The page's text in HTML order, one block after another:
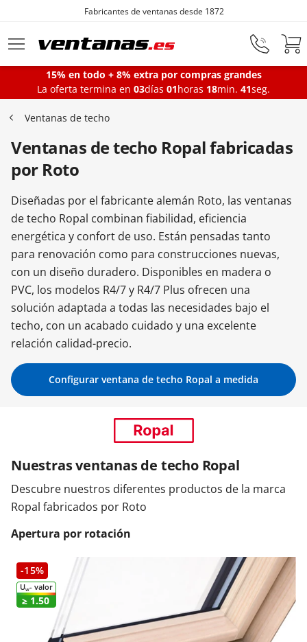
Ir al contenido principal
Fabricantes de ventanas desde 1872
Ventanas
Balconeras
Puertas Entrada
Puertas de garaje
Iniciar sesión
Contacta con nosotros
15% en todo + 8% extra por compras grandes
La oferta termina en 03días 01horas 18min. 40seg.
Ventanas de techo
Ventanas de techo Ropal fabricadas
por Roto
Diseñadas por el fabricante alemán Roto, las ventanas
de techo Ropal combinan fiabilidad, eficiencia
energética y confort de uso. Están pensadas tanto
para renovación como para construcciones nuevas,
con un diseño duradero. Disponibles en madera o
PVC, los modelos R4/7 y R4/7 Plus ofrecen una
solución adaptada a todas las necesidades bajo el
techo, con un acabado cuidado y una excelente
relación calidad-precio.
Configurar ventana de techo Ropal a medida
Nuestras ventanas de techo Ropal
Descubre nuestros diferentes productos de la marca
Ropal fabricados por Roto
Apertura por rotación
-15%
UW- valor
≥ 1.50